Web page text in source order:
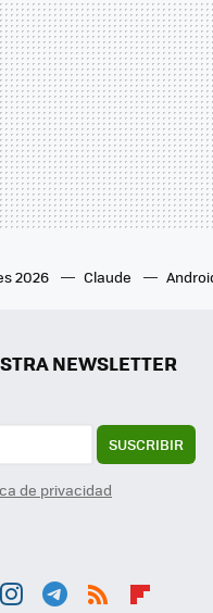
2026 Claude
NEWSLETTER
SUSCRIBIR
de privacidad